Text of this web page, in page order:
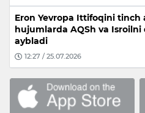
Eron Yevropa Ittifoqini tinch
hujumlarda AQSh va
aybladi
12:27 / 25.07.2026